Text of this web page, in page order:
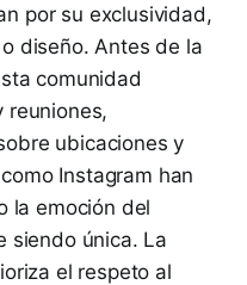
por su exclusividad,
diseño. Antes de la
comunidad
reuniones,
ubicaciones y
Instagram han
la emoción del
siendo única. La
el respeto al